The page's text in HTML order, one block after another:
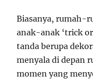
Biasanya, rumah-
anak-anak ‘trick
tanda berupa
menyala di depan
momen yang